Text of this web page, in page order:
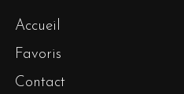
Accueil
Favoris
Contact